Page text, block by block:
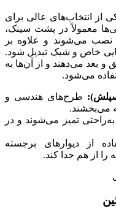
از انتخاب‌های عالی برای
معمولاً در پشت سینک،
نصب می‌شوند و علاوه بر
خاص و شیک تبدیل شود.
بعد می‌دهند و از آن‌ها به
می‌شود.
طرح‌های هندسی و
می‌بخشند.
به‌راحتی تمیز می‌شوند و در
از دیوارهای برجسته
را از هم جدا کند.